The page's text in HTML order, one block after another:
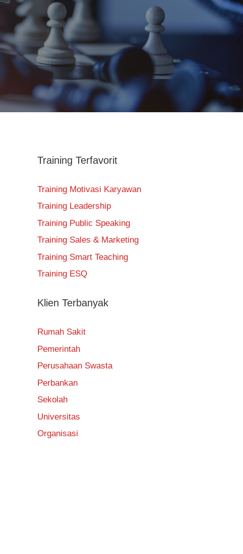
Training Terfavorit
Training Motivasi Karyawan
Training Leadership
Training Public Speaking
Training Sales & Marketing
Training Smart Teaching
Training ESQ
Klien Terbanyak
Rumah Sakit
Pemerintah
Perusahaan Swasta
Perbankan
Sekolah
Universitas
Organisasi